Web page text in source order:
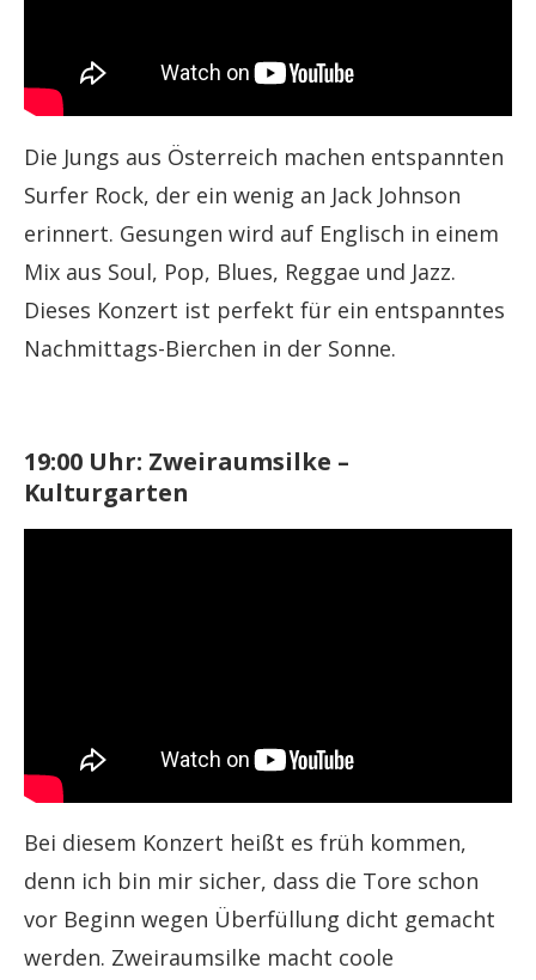
Die Jungs aus Österreich machen entspannten
Surfer Rock, der ein wenig an Jack Johnson
erinnert. Gesungen wird auf Englisch in einem
Mix aus Soul, Pop, Blues, Reggae und Jazz.
Dieses Konzert ist perfekt für ein entspanntes
Nachmittags-Bierchen in der Sonne.
19:00 Uhr: Zweiraumsilke –
Kulturgarten
Bei diesem Konzert heißt es früh kommen,
denn ich bin mir sicher, dass die Tore schon
vor Beginn wegen Überfüllung dicht gemacht
werden. Zweiraumsilke macht coole